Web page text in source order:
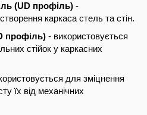
(UD профіль) -
каркаса стель та стін.
профіль) - використовується
стійок у каркасних
для зміцнення
їх від механічних